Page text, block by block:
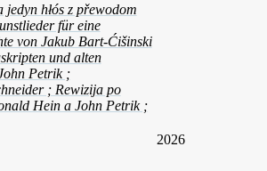
jedyn hłós z přewodom
für eine
von Jakub Bart-Ćišinski
und alten
Petrik ;
; Rewizija po
Hein a John Petrik ;
2026